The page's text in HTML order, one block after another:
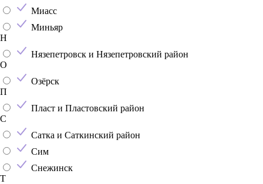
Миасс
Миньяр
Н
Нязепетровск и Нязепетровский район
О
Озёрск
П
Пласт и Пластовский район
С
Сатка и Саткинский район
Сим
Снежинск
Т